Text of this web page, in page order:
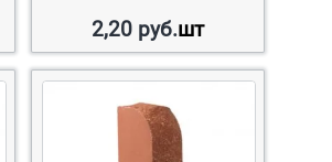
2,20 руб.шт